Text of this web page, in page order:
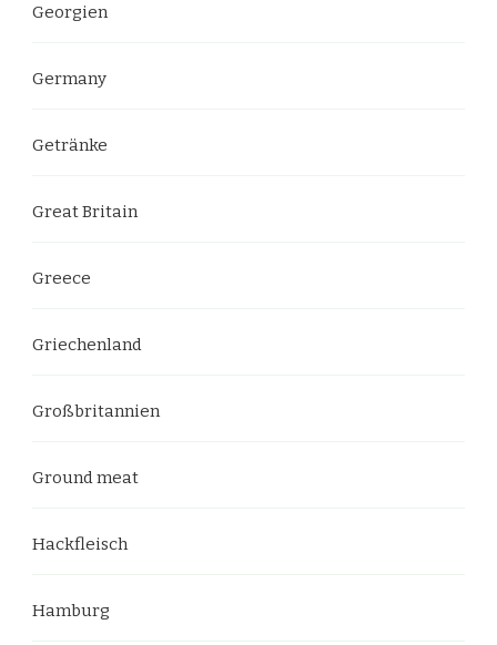
Georgien
Germany
Getränke
Great Britain
Greece
Griechenland
Großbritannien
Ground meat
Hackfleisch
Hamburg